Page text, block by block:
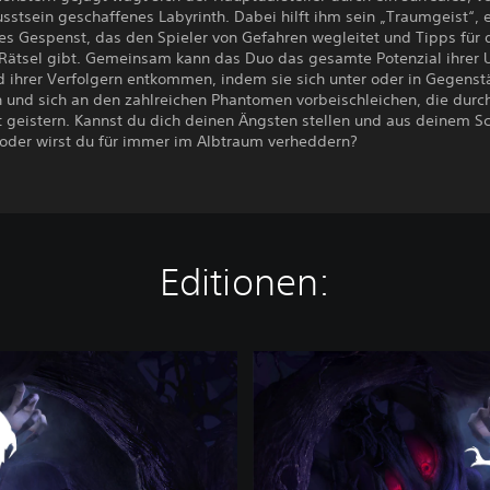
geschaffenes Labyrinth. Dabei hilft ihm sein „Traumgeist“,
Gespenst, das den Spieler von Gefahren wegleitet und Tipps für
gibt. Gemeinsam kann das Duo das gesamte Potenzial ihrer
ihrer Verfolgern entkommen, indem sie sich unter oder in
und sich an den zahlreichen Phantomen vorbeischleichen, die
geistern. Kannst du dich deinen Ängsten stellen und aus deinem
wirst du für immer im Albtraum verheddern?
Editionen: